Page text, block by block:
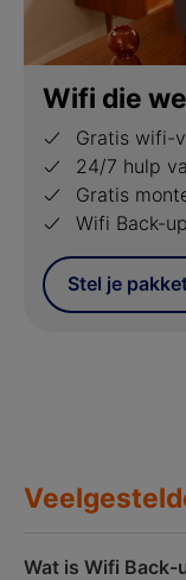
Wifi die
Gratis wifi-
24/7 hulp
Gratis
Wifi Back-up
Stel je
Wat is Wifi Back-